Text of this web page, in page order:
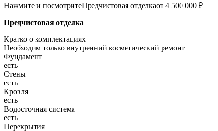
Нажмите и посмотритеПредчистовая отделкаот 4 500 000 ₽
Предчистовая отделка
Кратко о комплектациях
Необходим только внутренний косметический ремонт
Фундамент
есть
Стены
есть
Кровля
есть
Водосточная система
есть
Перекрытия